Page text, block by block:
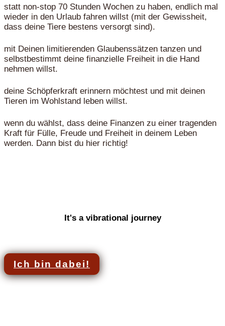
statt non-stop 70 Stunden Wochen zu haben, endlich mal
wieder in den Urlaub fahren willst (mit der Gewissheit,
dass deine Tiere bestens versorgt sind).
mit Deinen limitierenden Glaubenssätzen tanzen und
selbstbestimmt deine finanzielle Freiheit in die Hand
nehmen willst.
deine Schöpferkraft erinnern möchtest und mit deinen
Tieren im Wohlstand leben willst.
wenn du wählst, dass deine Finanzen zu einer tragenden
Kraft für Fülle, Freude und Freiheit in deinem Leben
werden. Dann bist du hier richtig!
It's a vibrational journey
Ich bin dabei!